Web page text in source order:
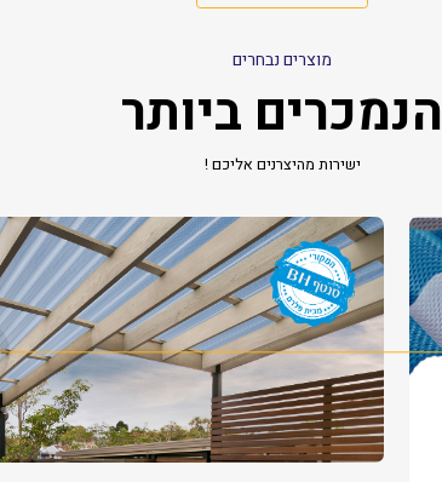
מוצרים נבחרים
הנמכרים ביותר
ישירות מהיצרנים אליכם !